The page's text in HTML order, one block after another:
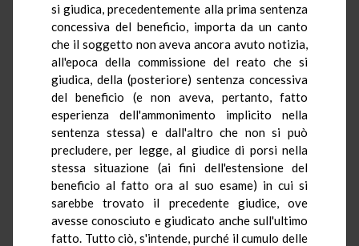
si giudica, precedentemente alla prima sentenza
concessiva del beneficio, importa da un canto
che il soggetto non aveva ancora avuto notizia,
all'epoca della commissione del reato che si
giudica, della (posteriore) sentenza concessiva
del beneficio (e non aveva, pertanto, fatto
esperienza dell'ammonimento implicito nella
sentenza stessa) e dall'altro che non si può
precludere, per legge, al giudice di porsi nella
stessa situazione (ai fini dell'estensione del
beneficio al fatto ora al suo esame) in cui si
sarebbe trovato il precedente giudice, ove
avesse conosciuto e giudicato anche sull'ultimo
fatto. Tutto ciò, s'intende, purché il cumulo delle